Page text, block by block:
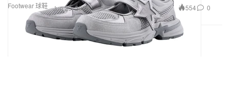
Footwear 球鞋 Jun 29, 2026 554 0